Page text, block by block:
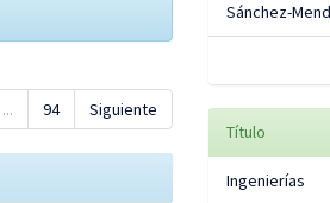
... 94 Siguiente
Sánchez-
Título
Ingenierías